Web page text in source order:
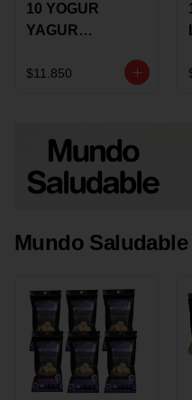
10 YOGUR
YAGUR
150ML SURTIDO
$11.850
Mundo Saludable